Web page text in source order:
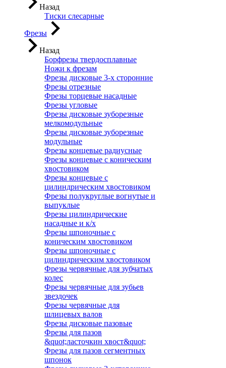
Назад
Тиски слесарные
Фрезы
Назад
Борфрезы твердосплавные
Ножи к фрезам
Фрезы дисковые 3-х сторонние
Фрезы отрезные
Фрезы торцевые насадные
Фрезы угловые
Фрезы дисковые зуборезные
мелкомодульные
Фрезы дисковые зуборезные
модульные
Фрезы концевые радиусные
Фрезы концевые с коническим
хвостовиком
Фрезы концевые с
цилиндрическим хвостовиком
Фрезы полукруглые вогнутые и
выпуклые
Фрезы цилиндрические
насадные и к/х
Фрезы шпоночные с
коническим хвостовиком
Фрезы шпоночные с
цилиндрическим хвостовиком
Фрезы червячные для зубчатых
колес
Фрезы червячные для зубьев
звездочек
Фрезы червячные для
шлицевых валов
Фрезы дисковые пазовые
Фрезы для пазов
&quot;ласточкин хвост&quot;
Фрезы для пазов сегментных
шпонок